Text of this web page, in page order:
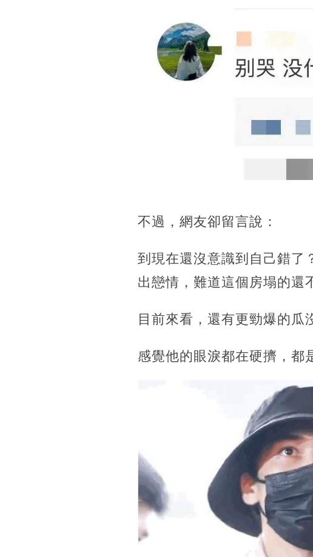
不過，網友卻留言說：
到現在還沒意識到自己錯了
出戀情，難道這個房塌的還
目前來看，還有更勁爆的瓜
感覺他的眼淚都在硬擠，都